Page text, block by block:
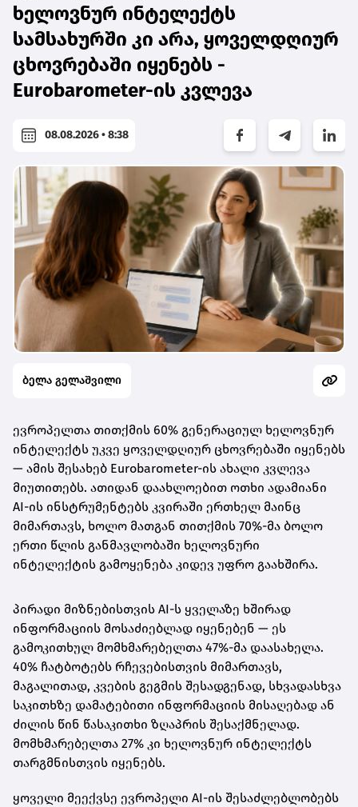
ხელოვნურ ინტელექტს
სამსახურში კი არა, ყოველდღიურ
ცხოვრებაში იყენებს -
Eurobarometer-ის კვლევა
08.08.2026 • 8:38
ბელა გელაშვილი
ევროპელთა თითქმის 60% გენერაციულ ხელოვნურ
ინტელექტს უკვე ყოველდღიურ ცხოვრებაში იყენებს
— ამის შესახებ Eurobarometer-ის ახალი კვლევა
მიუთითებს. ათიდან დაახლოებით ოთხი ადამიანი
AI-ის ინსტრუმენტებს კვირაში ერთხელ მაინც
მიმართავს, ხოლო მათგან თითქმის 70%-მა ბოლო
ერთი წლის განმავლობაში ხელოვნური
ინტელექტის გამოყენება კიდევ უფრო გაახშირა.
პირადი მიზნებისთვის AI-ს ყველაზე ხშირად
ინფორმაციის მოსაძიებლად იყენებენ — ეს
გამოკითხულ მომხმარებელთა 47%-მა დაასახელა.
40% ჩატბოტებს რჩევებისთვის მიმართავს,
მაგალითად, კვების გეგმის შესადგენად, სხვადასხვა
საკითხზე დამატებითი ინფორმაციის მისაღებად ან
ძილის წინ წასაკითხი ზღაპრის შესაქმნელად.
მომხმარებელთა 27% კი ხელოვნურ ინტელექტს
თარგმნისთვის იყენებს.
ყოველი მეექვსე ევროპელი AI-ის შესაძლებლობებს